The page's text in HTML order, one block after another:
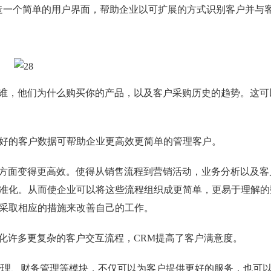
个简单的用户界面，帮助企业以可扩展的方式识别客户并与
，他们为什么购买你的产品，以及客户采购历史的趋势。这可
客户数据可帮助企业更高效更简单的管理客户。
面变得更高效。使得从销售流程到营销活动，业务分析以及客
化。从而使企业可以将这些流程组织成更简单，更易于理解
取相应的措施来改善自己的工作。
多更复杂的客户交互流程，CRM提高了客户满意度。
、财务管理等模块，不仅可以为客户提供更好的服务，也可